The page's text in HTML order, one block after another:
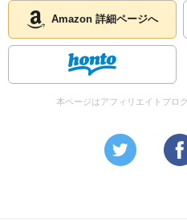
Amazon 詳細ページへ
本ページはアフィリエイトプロ